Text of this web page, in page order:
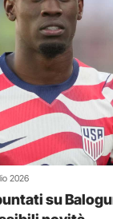
2026
su